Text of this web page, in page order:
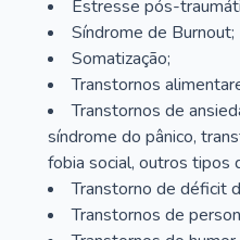
Estresse pós-
Síndrome de Burnout;
Somatização;
Transtornos
Transtornos de
síndrome do pânico,
fobia social, outros tipos
Transtorno de déficit
Transtornos de